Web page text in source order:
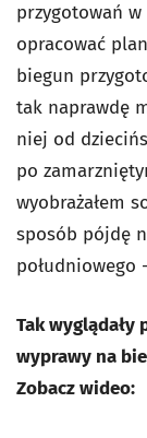
przygotowań
opracować
biegun
tak naprawdę
niej od
po
wyobrażałem
sposób pójdę
południowego
Tak wyglądały
wyprawy na
Zobacz wideo: